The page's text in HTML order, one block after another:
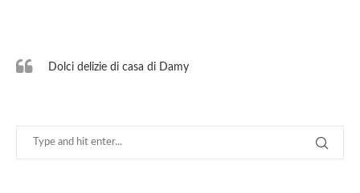
Dolci delizie di casa di Damy